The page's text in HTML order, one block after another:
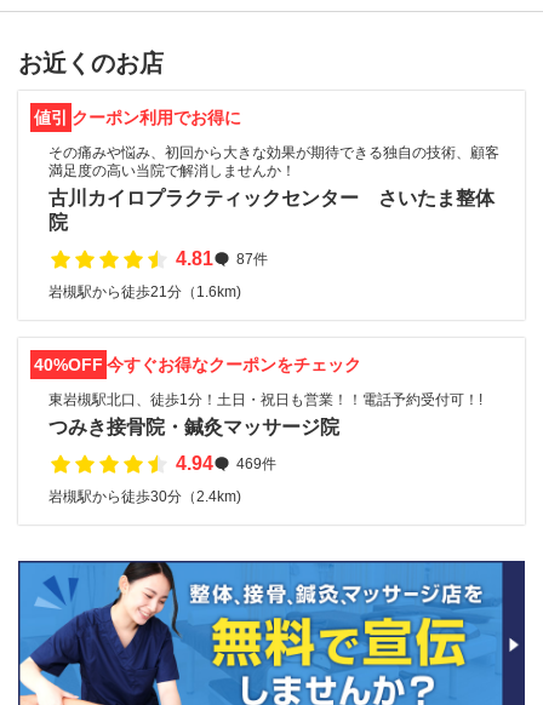
お近くのお店
値引 クーポン利用でお得に
その痛みや悩み、初回から大きな効果が期待できる独自の技術、顧客
満足度の高い当院で解消しませんか！
古川カイロプラクティックセンター さいたま整体
院
4.81
87件
岩槻駅から徒歩21分（1.6km)
40%OFF 今すぐお得なクーポンをチェック
東岩槻駅北口、徒歩1分！土日・祝日も営業！！電話予約受付可！!
つみき接骨院・鍼灸マッサージ院
4.94
469件
岩槻駅から徒歩30分（2.4km)